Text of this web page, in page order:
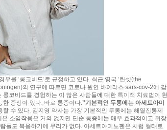
를 ‘롱코비드’로 규정하고 있다. 최근 영국 ‘란셋(the
의 연구에 따르면 코로나 원인 바이러스 sars-cov-2에 감
코비드를 경험하는 이 많은 사람들에 대한 특이적 치료법이 현
증상이 있다. 바로 통증이다."기본적인 두통에는 아세트아미
수 있다. 김지영 약사는 가장 기본적인 두통에는 해열진통제
소염작용은 거의 없지만 단순 통증에는 매우 효과적이고 위장
들도 복용하기에 무리가 없다. 아세트아미노펜은 시럽 형태로